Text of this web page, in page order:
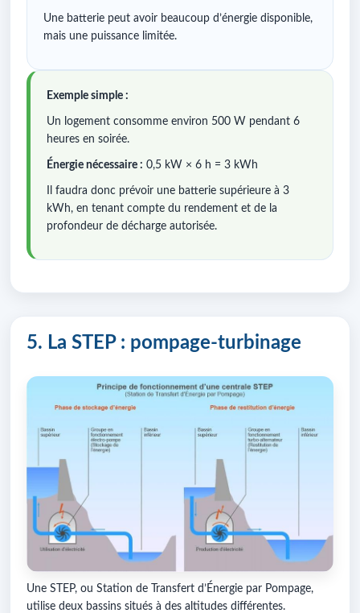
Une batterie peut avoir beaucoup d’énergie disponible,
mais une puissance limitée.
Exemple simple :
Un logement consomme environ 500 W pendant 6
heures en soirée.
Énergie nécessaire : 0,5 kW × 6 h = 3 kWh
Il faudra donc prévoir une batterie supérieure à 3
kWh, en tenant compte du rendement et de la
profondeur de décharge autorisée.
5. La STEP : pompage-turbinage
Une STEP, ou Station de Transfert d’Énergie par Pompage,
utilise deux bassins situés à des altitudes différentes.